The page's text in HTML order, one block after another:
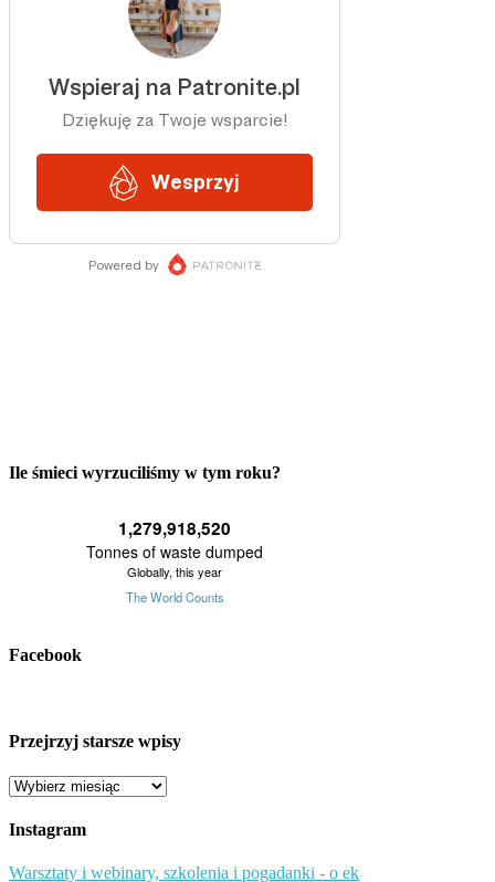
Ile śmieci wyrzuciliśmy w tym roku?
Facebook
Przejrzyj starsze wpisy
Przejrzyj
wpisy
Instagram
Warsztaty i webinary, szkolenia i pogadanki - o ek